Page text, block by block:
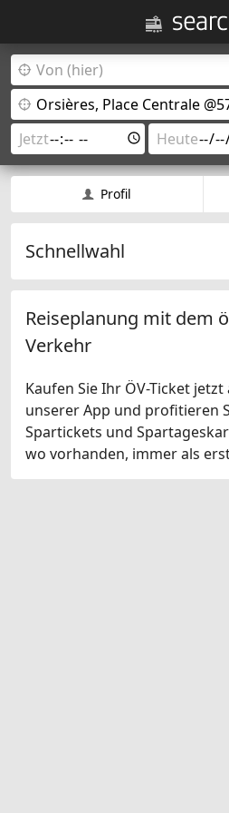
Profil
Schnellwahl
Reiseplanung mit dem
Verkehr
Kaufen Sie Ihr ÖV-Ticket
unserer App und profitieren
Spartickets und
wo vorhanden, immer als